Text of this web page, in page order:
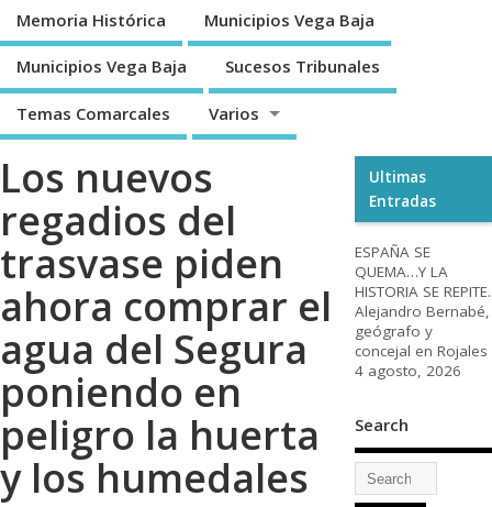
Memoria Histórica Municipios Vega Baja
Municipios Vega Baja Sucesos Tribunales
Temas Comarcales Varios
Los nuevos
regadios del
trasvase piden
ahora comprar el
agua del Segura
poniendo en
peligro la huerta
y los humedales
Ultimas
Entradas
ESPAÑA SE
QUEMA…Y LA
HISTORIA SE REPITE.
Alejandro Bernabé,
geógrafo y
concejal en Rojales
4 agosto, 2026
Search